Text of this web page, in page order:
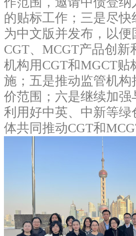
的贴标工作；三是尽
为中文版并发布，以
CGT、MCGT产品创
机构用CGT和MGCT
施；五是推动监管机
价范围；六是继续加
利用好中英、中新等
体共同推动CGT和